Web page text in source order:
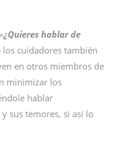
«¿Quieres hablar de
los cuidadores también
en otros miembros de
minimizar los
hablar
sus temores, si así lo